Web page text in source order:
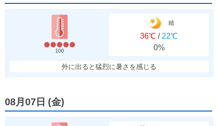
100
晴
36℃ / 22℃
0%
外に出ると猛烈に暑さを感じる
08月07日 (金)